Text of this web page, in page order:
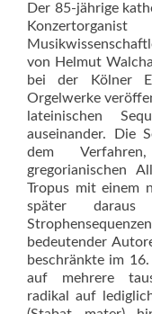
Der 85-jährige
von Helmut
bei der Kölner
Orgelwerke
lateinischen
auseinander. Die
dem
gregorianischen
Tropus mit einem
später daraus
bedeutender
beschränkte im
auf mehrere
radikal auf